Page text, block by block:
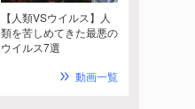
【人類VSウイルス】人
類を苦しめてきた最悪の
ウイルス7選
動画一覧